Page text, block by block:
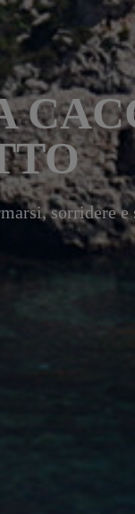
sorridere e